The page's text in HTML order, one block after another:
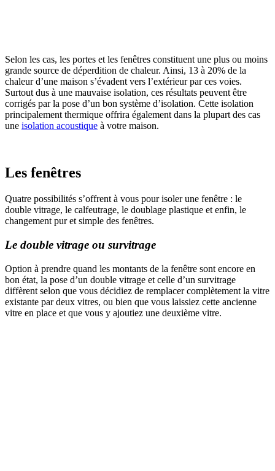
Selon les cas, les portes et les fenêtres constituent une plus ou moins
grande source de déperdition de chaleur. Ainsi, 13 à 20% de la
chaleur d’une maison s’évadent vers l’extérieur par ces voies.
Surtout dus à une mauvaise isolation, ces résultats peuvent être
corrigés par la pose d’un bon système d’isolation. Cette isolation
principalement thermique offrira également dans la plupart des cas
une isolation acoustique à votre maison.
Les fenêtres
Quatre possibilités s’offrent à vous pour isoler une fenêtre : le
double vitrage, le calfeutrage, le doublage plastique et enfin, le
changement pur et simple des fenêtres.
Le double vitrage ou survitrage
Option à prendre quand les montants de la fenêtre sont encore en
bon état, la pose d’un double vitrage et celle d’un survitrage
diffèrent selon que vous décidiez de remplacer complètement la vitre
existante par deux vitres, ou bien que vous laissiez cette ancienne
vitre en place et que vous y ajoutiez une deuxième vitre.